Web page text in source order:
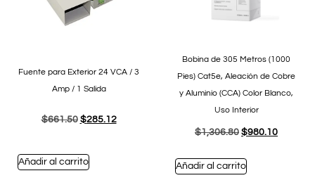
Fuente para Exterior 24 VCA / 3
Amp / 1 Salida
$661.50 $285.12
Añadir al carrito
Bobina de 305 Metros (1000
Pies) Cat5e, Aleación de Cobre
y Aluminio (CCA) Color Blanco,
Uso Interior
$1,306.80 $980.10
Añadir al carrito